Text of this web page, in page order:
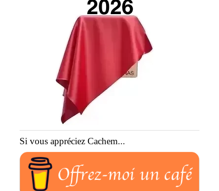
Si vous appréciez Cachem...